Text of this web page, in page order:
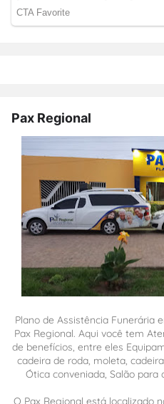
Pax Regional
Plano de Assistência Funerária
Pax Regional. Aqui você tem
de benefícios, entre eles
cadeira de roda, moleta,
Ótica conveniada, Salão
O Pax Regional está localizado